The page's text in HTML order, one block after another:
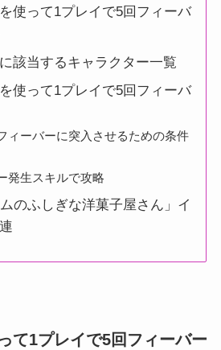
使って1プレイで5回フィーバ
該当するキャラクター一覧
使って1プレイで5回フィーバ
ィーバーに突入させるための条件
発生スキルで攻略
のふしぎな洋菓子屋さん」イ
て1プレイで5回フィーバー